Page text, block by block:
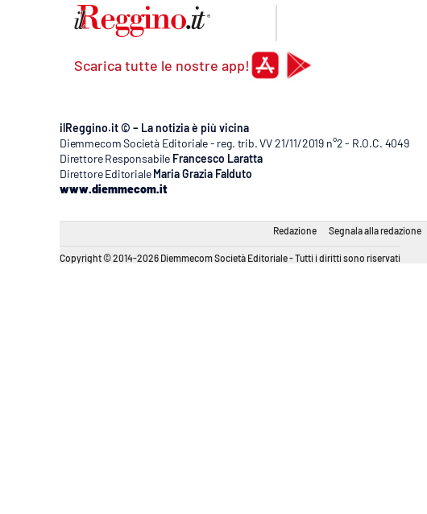
Scarica tutte le nostre app!
ilReggino.it © – La notizia è più vicina
Diemmecom Società Editoriale - reg. trib. VV 21/11/2019 n°2 - R.O.C. 4049
Direttore Responsabile Francesco Laratta
Direttore Editoriale Maria Grazia Falduto
www.diemmecom.it
Redazione Segnala alla redazione
Copyright © 2014-2026 Diemmecom Società Editoriale - Tutti i diritti sono riservati